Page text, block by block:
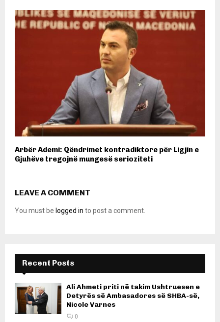
Arbër Ademi: Qëndrimet kontradiktore për Ligjin e
Gjuhëve tregojnë mungesë serioziteti
LEAVE A COMMENT
You must be logged in to post a comment.
Recent Posts
Ali Ahmeti priti në takim Ushtruesen e
Detyrës së Ambasadores së SHBA-së,
Nicole Varnes
0